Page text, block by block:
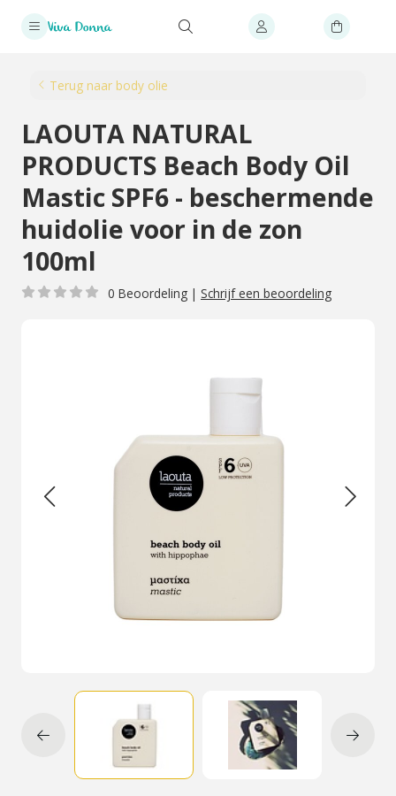
Terug naar body olie
LAOUTA NATURAL
PRODUCTS Beach Body Oil
Mastic SPF6 - beschermende
huidolie voor in de zon
100ml
0 Beoordeling | Schrijf een beoordeling